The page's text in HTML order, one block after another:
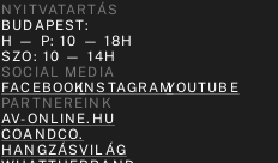
NYITVATARTÁS
BUDAPEST:
H — P: 10 — 18H
SZO: 10 — 14H
SOCIAL MEDIA
FACEBOOKINSTAGRAMYOUTUBE
PARTNEREINK
AV-ONLINE.HU
COANDCO.
HANGZÁSVILÁG